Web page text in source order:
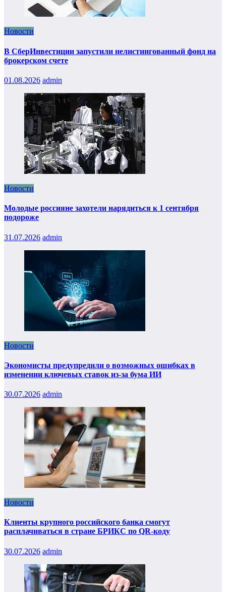
Новости
В СберИнвестиции запустили нелистингованный фонд на
брокерском счете
01.08.2026 admin
Новости
Молодые россияне захотели нарядиться к 1 сентября
подороже
31.07.2026 admin
Новости
Экономисты предупредили о возможных ошибках в
изменении ключевых ставок из-за бума ИИ
30.07.2026 admin
Новости
Клиенты крупного российского банка смогут
расплачиваться в стране БРИКС по QR-коду
30.07.2026 admin